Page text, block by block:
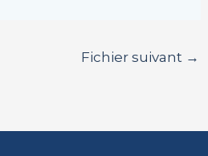
Fichier suivant →